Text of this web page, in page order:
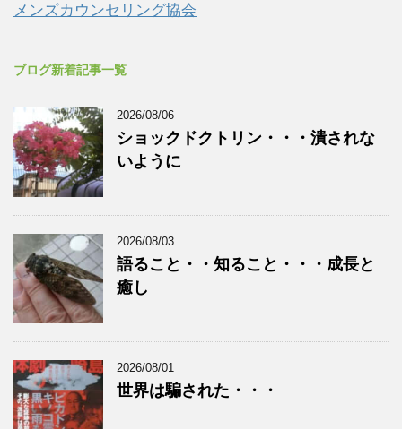
メンズカウンセリング協会
ブログ新着記事一覧
2026/08/06
ショックドクトリン・・・潰されな
いように
2026/08/03
語ること・・知ること・・・成長と
癒し
2026/08/01
世界は騙された・・・